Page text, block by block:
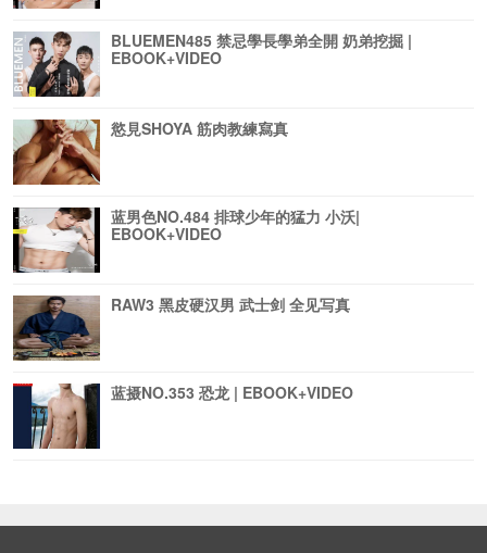
BLUEMEN485 禁忌學長學弟全開 奶弟挖掘 |
EBOOK+VIDEO
慾見SHOYA 筋肉教練寫真
蓝男色NO.484 排球少年的猛力 小沃|
EBOOK+VIDEO
RAW3 黑皮硬汉男 武士剑 全见写真
蓝摄NO.353 恐龙 | EBOOK+VIDEO